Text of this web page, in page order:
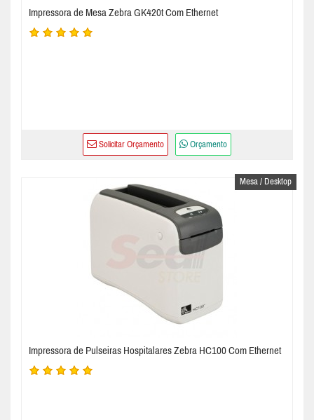
Impressora de Mesa Zebra GK420t Com Ethernet
Solicitar Orçamento Orçamento
Mesa / Desktop
Impressora de Pulseiras Hospitalares Zebra HC100 Com Ethernet